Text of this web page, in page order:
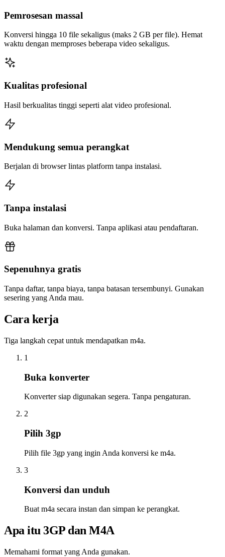
Pemrosesan massal
Konversi hingga 10 file sekaligus (maks 2 GB per file). Hemat
waktu dengan memproses beberapa video sekaligus.
Kualitas profesional
Hasil berkualitas tinggi seperti alat video profesional.
Mendukung semua perangkat
Berjalan di browser lintas platform tanpa instalasi.
Tanpa instalasi
Buka halaman dan konversi. Tanpa aplikasi atau pendaftaran.
Sepenuhnya gratis
Tanpa daftar, tanpa biaya, tanpa batasan tersembunyi. Gunakan
sesering yang Anda mau.
Cara kerja
Tiga langkah cepat untuk mendapatkan m4a.
1
Buka konverter
Konverter siap digunakan segera. Tanpa pengaturan.
2
Pilih 3gp
Pilih file 3gp yang ingin Anda konversi ke m4a.
3
Konversi dan unduh
Buat m4a secara instan dan simpan ke perangkat.
Apa itu 3GP dan M4A
Memahami format yang Anda gunakan.